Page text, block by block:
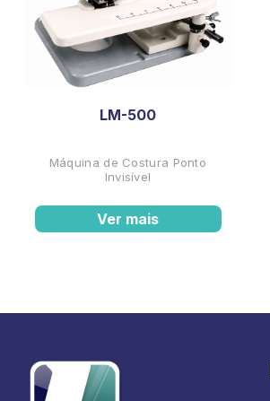
LM-500
Máquina de Costura Ponto
Invisível
Ver mais